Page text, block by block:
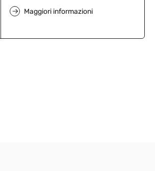
Maggiori informazioni